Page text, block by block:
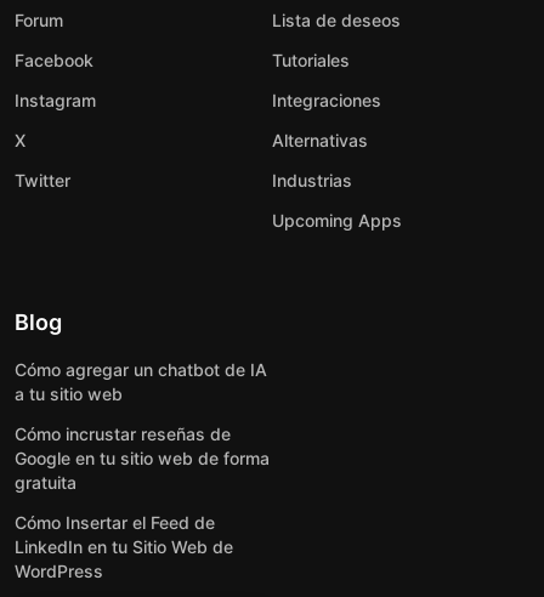
Forum
Facebook
Instagram
X
Twitter
Lista de deseos
Tutoriales
Integraciones
Alternativas
Industrias
Upcoming Apps
Blog
Cómo agregar un chatbot de IA
a tu sitio web
Cómo incrustar reseñas de
Google en tu sitio web de forma
gratuita
Cómo Insertar el Feed de
LinkedIn en tu Sitio Web de
WordPress